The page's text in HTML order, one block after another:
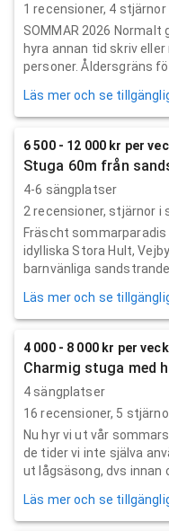
1 recensioner, 4
SOMMAR 2026 Normalt
hyra annan tid skriv
personer. Åldersgräns för
Läs mer och se
6 500 - 12 000 kr per
Stuga 60m från
4-6 sängplatser
2 recensioner, stjärnor i
Fräscht
idylliska Stora Hult,
barnvänliga
Läs mer och se
4 000 - 8 000 kr per
Charmig stuga med
4 sängplatser
16 recensioner, 5
Nu hyr vi ut vår
de tider vi inte själva
ut lågsäsong, dvs innan
Läs mer och se